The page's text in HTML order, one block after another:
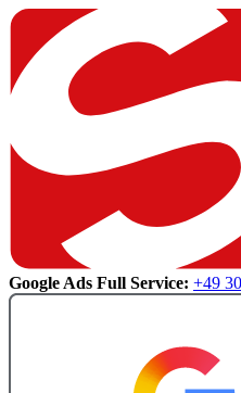
Google Ads Full Service: +49